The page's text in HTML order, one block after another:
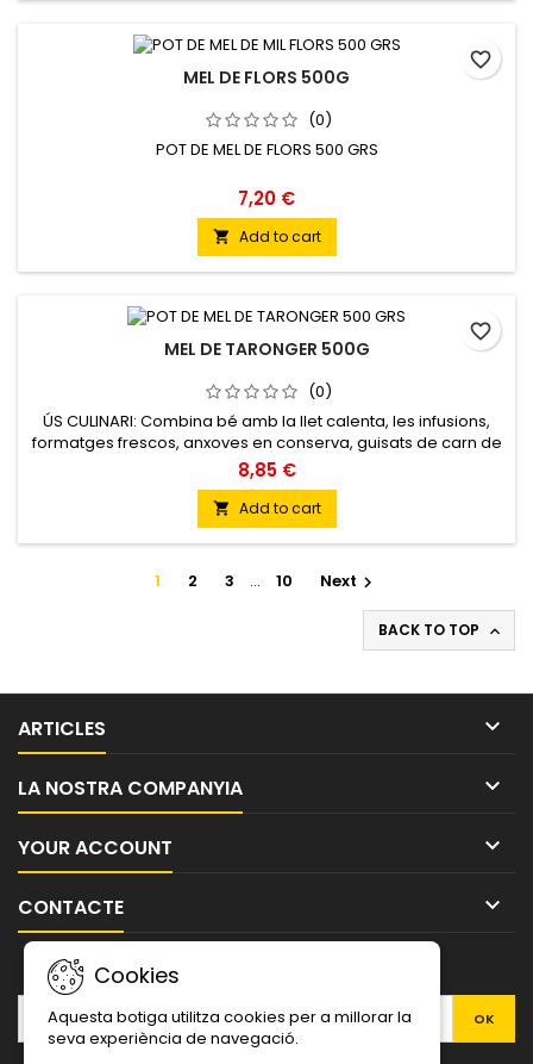
MEL DE FLORS 500G
(0)
POT DE MEL DE FLORS 500 GRS
7,20 €
 Add to cart
favorite_border
MEL DE TARONGER 500G
(0)
ÚS CULINARI: Combina bé amb la llet calenta, les infusions,
formatges frescos, anxoves en conserva, guisats de carn de
ànec i gelats suaus.
8,85 €
 Add to cart
favorite_border
1 2 3 … 10 Next 
BACK TO TOP 
ARTICLES 
LA NOSTRA COMPANYIA 
YOUR ACCOUNT 
CONTACTE 
Cookies
Aquesta botiga utilitza cookies per a millorar la
seva experiència de navegació.